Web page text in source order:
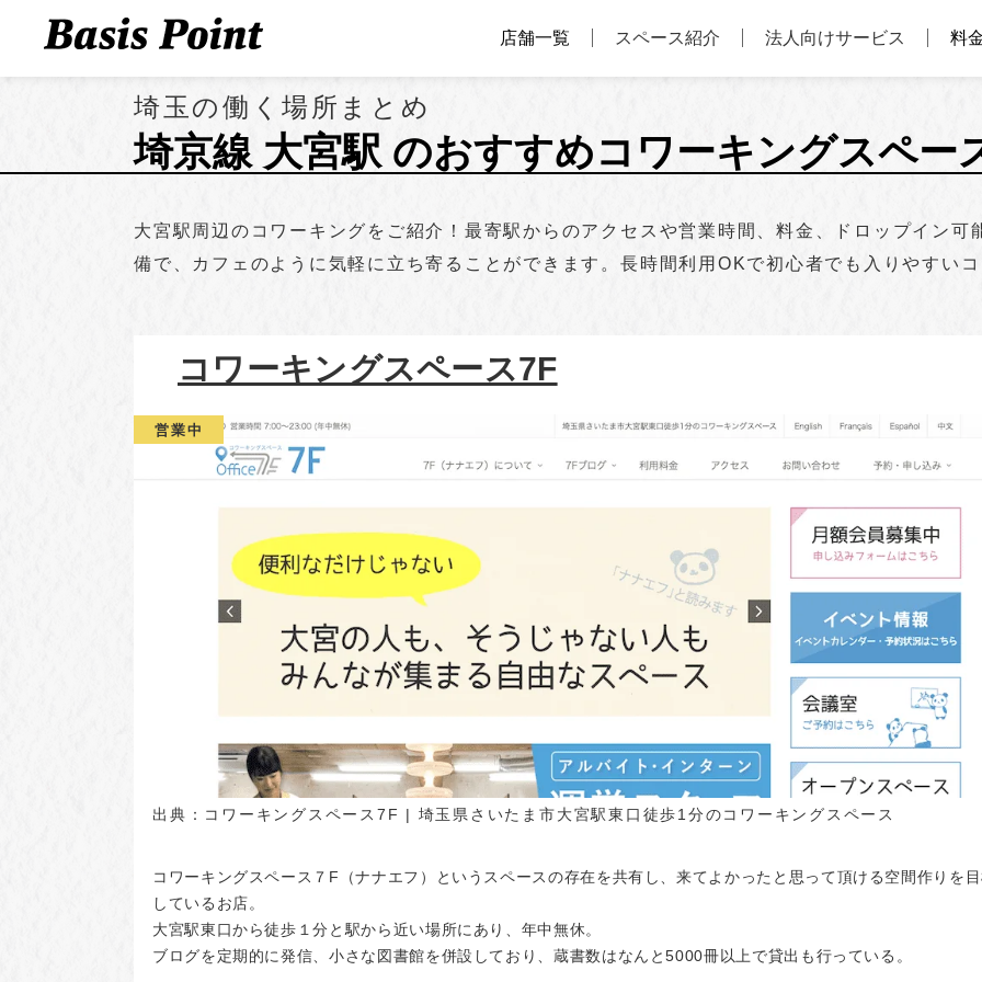
店舗一覧 スペース紹介 法人向けサービス 料
埼玉の働く場所まとめ
埼京線 大宮駅 のおすすめコワーキングスペー
大宮駅周辺のコワーキングをご紹介！最寄駅からのアクセスや営業時間、料金、ドロップイン
備で、カフェのように気軽に立ち寄ることができます。長時間利用OKで初心者でも入りやすい
コワーキングスペース7F
営業中
出典： コワーキングスペース7F | 埼玉県さいたま市大宮駅東口徒歩1分のコワーキングスペース
コワーキングスペース７F（ナナエフ）というスペースの存在を共有し、来てよかったと思って頂ける空間作りを
しているお店。
大宮駅東口から徒歩１分と駅から近い場所にあり、年中無休。
ブログを定期的に発信、小さな図書館を併設しており、蔵書数はなんと5000冊以上で貸出も行っている。